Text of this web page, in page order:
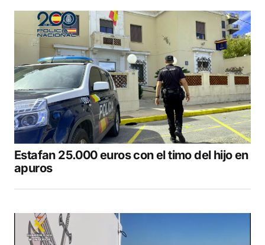
Estafan 25.000 euros con el timo del hijo en
apuros